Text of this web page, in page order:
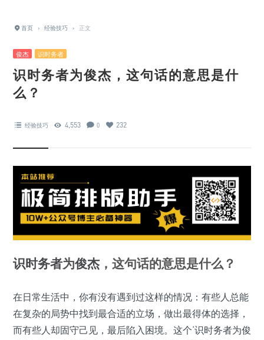
首页 › 经验技巧 › 正文
俊杰 识时务者
识时务者为俊杰，这句话的意思是什
么？
经验技巧 4,553 0 232
识时务者为俊杰 ，这句话的意思是什么？
在日常生活中，你有没有遇到过这样的情况：有些人总能
在复杂的局势中找到最合适的立场，做出最得体的选择，
而有些人却固守己见，最后陷入困境。这个‘识时务者为俊